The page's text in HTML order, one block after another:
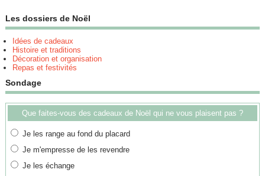
Les dossiers de Noël
Idées de cadeaux
Histoire et traditions
Décoration et organisation
Repas et festivités
Sondage
Que faites-vous des cadeaux de Noël qui ne vous plaisent pas ?
Je les range au fond du placard
Je m'empresse de les revendre
Je les échange